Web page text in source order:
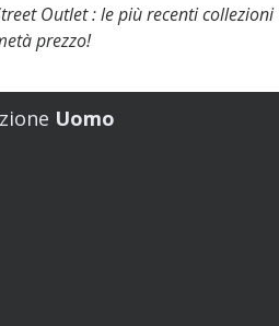
Outlet : le più recenti collezioni
prezzo!
Uomo